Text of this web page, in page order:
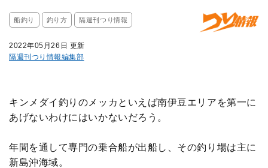
船釣り 釣り方 隔週刊つり情報
2022年05月26日 更新
隔週刊つり情報編集部
キンメダイ釣りのメッカといえば南伊豆エリアを第一に
あげないわけにはいかないだろう。
年間を通して専門の乗合船が出船し、その釣り場は主に
新島沖海域。